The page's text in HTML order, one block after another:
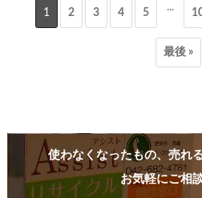
1 2 3 4 5 ...
最後 »
使わなくなったもの、売れ
お気軽にご相